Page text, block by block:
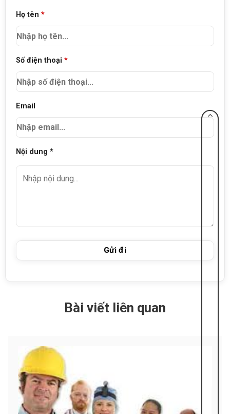
Họ tên *
Số điện thoại *
Email
Nội dung *
Bài viết liên quan